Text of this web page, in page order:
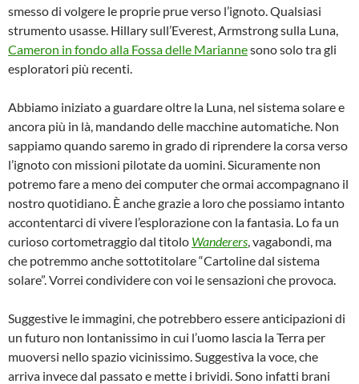
smesso di volgere le proprie prue verso l’ignoto. Qualsiasi
strumento usasse. Hillary sull’Everest, Armstrong sulla Luna,
Cameron in fondo alla Fossa delle Mariannesono solo tra gli
esploratori più recenti.
Abbiamo iniziato a guardare oltre la Luna, nel sistema solare e
ancora più in là, mandando delle macchine automatiche. Non
sappiamo quando saremo in grado di riprendere la corsa verso
l’ignoto con missioni pilotate da uomini. Sicuramente non
potremo fare a meno dei computer che ormai accompagnano il
nostro quotidiano. È anche grazie a loro che possiamo intanto
accontentarci di vivere l’esplorazione con la fantasia. Lo fa un
curioso cortometraggio dal titolo Wanderers , vagabondi, ma
che potremmo anche sottotitolare “Cartoline dal sistema
solare”. Vorrei condividere con voi le sensazioni che provoca.
Suggestive le immagini, che potrebbero essere anticipazioni di
un futuro non lontanissimo in cui l’uomo lascia la Terra per
muoversi nello spazio vicinissimo. Suggestiva la voce, che
arriva invece dal passato e mette i brividi. Sono infatti brani